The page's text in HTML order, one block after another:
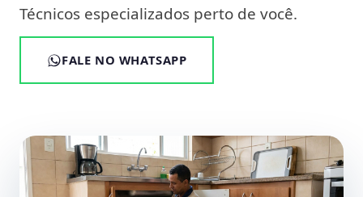
Técnicos especializados perto de você.
FALE NO WHATSAPP